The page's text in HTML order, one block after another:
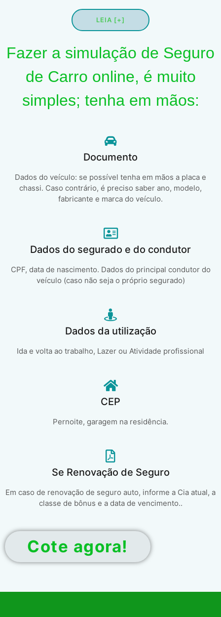
LEIA [+]
Fazer a simulação de Seguro
de Carro online, é muito
simples; tenha em mãos:
Documento
Dados do veículo: se possível tenha em mãos a placa e
chassi. Caso contrário, é preciso saber ano, modelo,
fabricante e marca do veículo.
Dados do segurado e do condutor
CPF, data de nascimento. Dados do principal condutor do
veículo (caso não seja o próprio segurado)
Dados da utilização
Ida e volta ao trabalho, Lazer ou Atividade profissional
CEP
Pernoite, garagem na residência.
Se Renovação de Seguro
Em caso de renovação de seguro auto, informe a Cia atual, a
classe de bônus e a data de vencimento..
Cote agora!